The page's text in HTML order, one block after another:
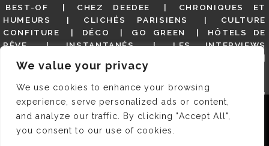
We value your privacy
We use cookies to enhance your browsing
experience, serve personalized ads or content,
and analyze our traffic. By clicking "Accept All",
you consent to our use of cookies.
BEST-OF
CHEZ DEEDEE
CHRONIQUES ET
HUMEURS
CLICHÉS PARISIENS
CULTURE
CONFITURE
DÉCO GO GREEN
HÔTELS DE
RÊVE
INSTANTANÉS
LES INTERVIEWS
MES ADRESSES
MODE
(BUT GOODIES)
PAR ICI LE MAGOT !
PARIS EN PHOTOS
RESTAURANTS
REVUE DE PRESSE DÉTAILLÉE, SIOU PLAIT
SALONS
DE THÉ
SHOPPING VIDÉOS
VITE ! UN RESTO
VOYAGES VOYAGES
Nous utilisons des cookies pour vous garantir la meilleure
expérience sur notre site. Si vous continuez à utiliser ce
dernier, nous considérerons que vous acceptez l'utilisation des